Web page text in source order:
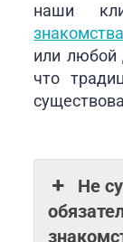
наши
или любой
что
Не